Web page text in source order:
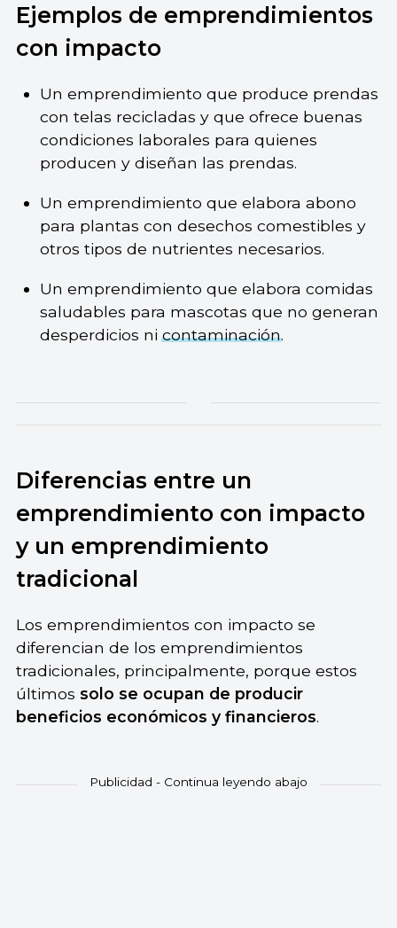
Ejemplos de emprendimientos
con impacto
Un emprendimiento que produce prendas
con telas recicladas y que ofrece buenas
condiciones laborales para quienes
producen y diseñan las prendas.
Un emprendimiento que elabora abono
para plantas con desechos comestibles y
otros tipos de nutrientes necesarios.
Un emprendimiento que elabora comidas
saludables para mascotas que no generan
desperdicios nicontaminación.
Diferencias entre un
emprendimiento con impacto
y un emprendimiento
tradicional
Los emprendimientos con impacto se
diferencian de los emprendimientos
tradicionales, principalmente, porque estos
últimos solo se ocupan de producir
beneficios económicos y financieros.